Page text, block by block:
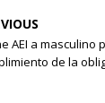
AEI a masculino
de la